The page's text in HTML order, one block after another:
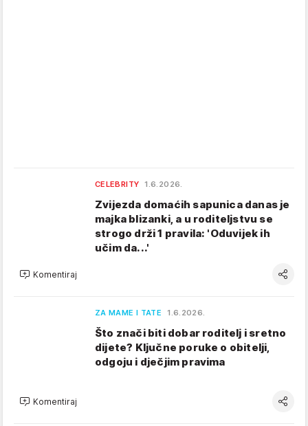
CELEBRITY 1.6.2026.
Zvijezda domaćih sapunica danas je
majka blizanki, a u roditeljstvu se
strogo drži 1 pravila: 'Oduvijek ih
učim da...'
Komentiraj
ZA MAME I TATE 1.6.2026.
Što znači biti dobar roditelj i sretno
dijete? Ključne poruke o obitelji,
odgoju i dječjim pravima
Komentiraj